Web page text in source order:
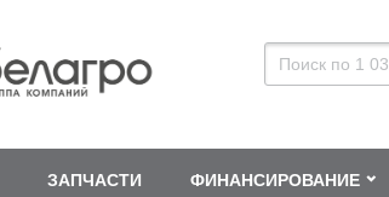
ЗАПЧАСТИ ФИНАНСИРОВАНИЕ